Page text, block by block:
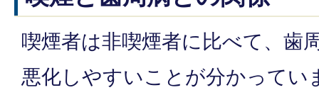
喫煙者は非喫煙者に比べて、歯
悪化しやすいことが分かってい